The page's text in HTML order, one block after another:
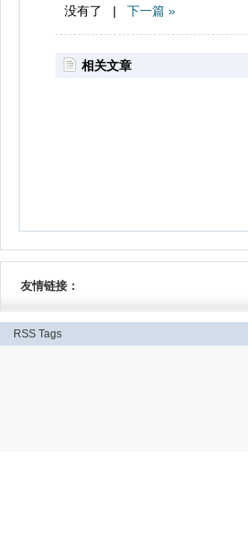
没有了 | 下一篇 »
相关文章
友情链接：
RSS Tags